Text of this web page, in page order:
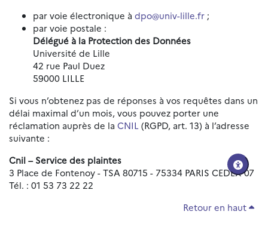
par voie électronique à dpo@univ-lille.fr ;
par voie postale :
Délégué à la Protection des Données
Université de Lille
42 rue Paul Duez
59000 LILLE
Si vous n’obtenez pas de réponses à vos requêtes dans un
délai maximal d’un mois, vous pouvez porter une
réclamation auprès de la CNIL (RGPD, art. 13) à l’adresse
suivante :
Cnil – Service des plaintes
3 Place de Fontenoy - TSA 80715 - 75334 PARIS CEDEX 07
Tél. : 01 53 73 22 22
Retour en haut